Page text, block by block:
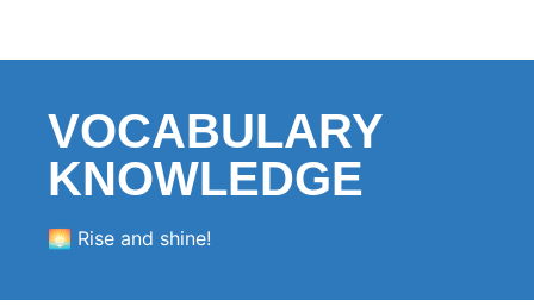
VOCABULARY
KNOWLEDGE
🌅 Rise and shine!